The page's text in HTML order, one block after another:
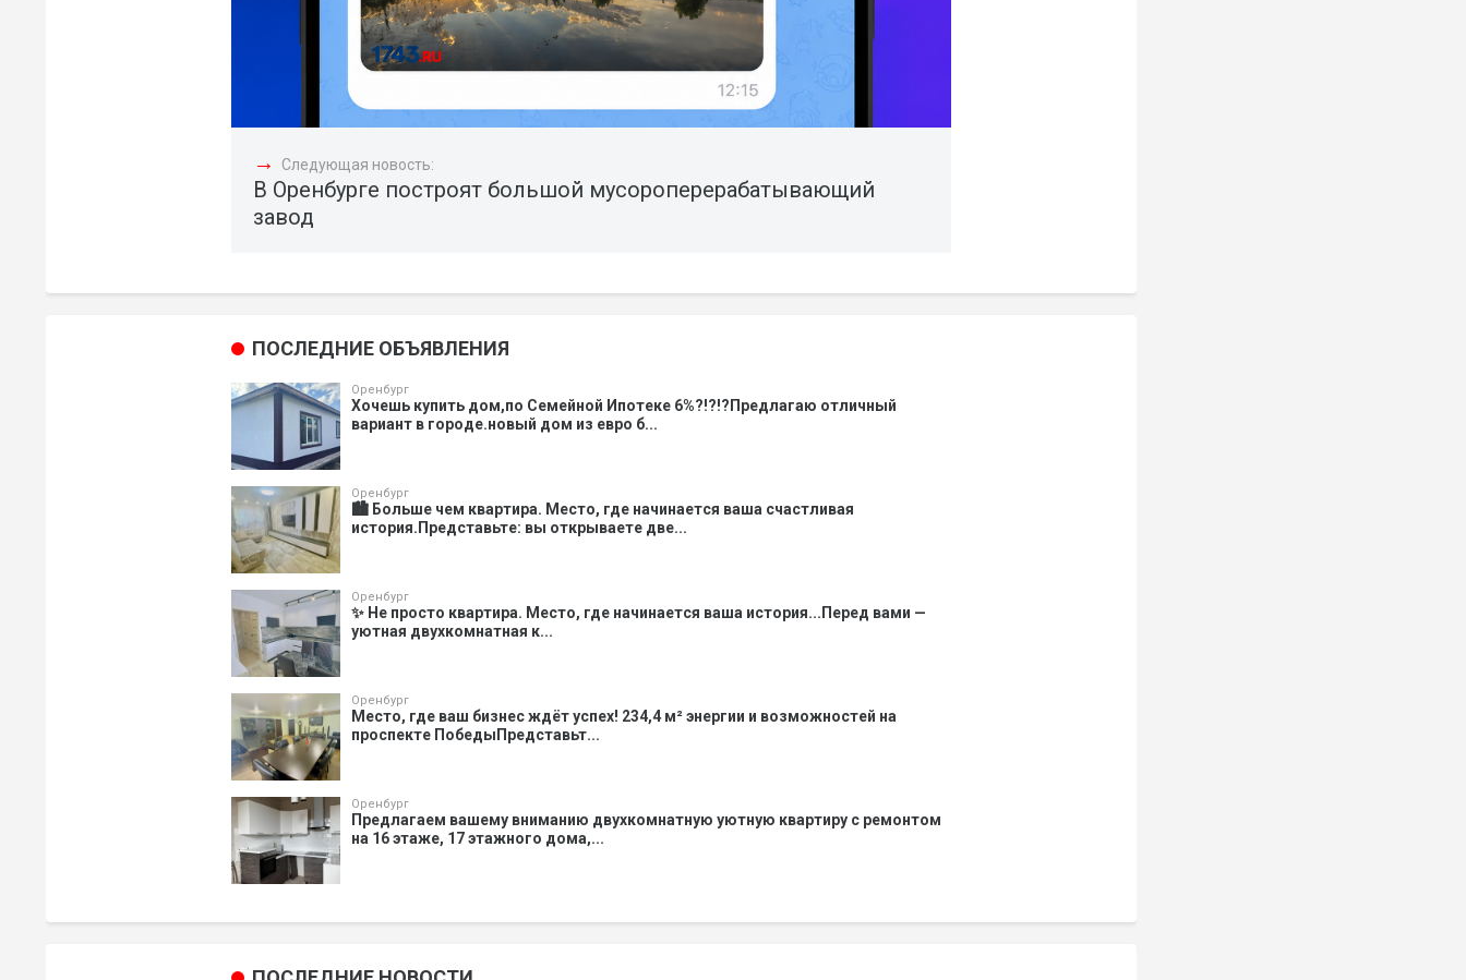
→ Следующая новость:
В Оренбурге построят большой мусороперерабатывающий
завод
ПОСЛЕДНИЕ ОБЪЯВЛЕНИЯ
Оренбург
Хочешь купить дом,по Семейной Ипотеке 6%?!?!?Предлагаю отличный
вариант в городе.новый дом из евро б...
Оренбург
🏙️ Больше чем квартира. Место, где начинается ваша счастливая
история.Представьте: вы открываете две...
Оренбург
✨ Не просто квартира. Место, где начинается ваша история...Перед вами —
уютная двухкомнатная к...
Оренбург
Место, где ваш бизнес ждёт успех! 234,4 м² энергии и возможностей на
проспекте ПобедыПредставьт...
Оренбург
Предлагаем вашему вниманию двухкомнатную уютную квартиру с ремонтом
на 16 этаже, 17 этажного дома,...